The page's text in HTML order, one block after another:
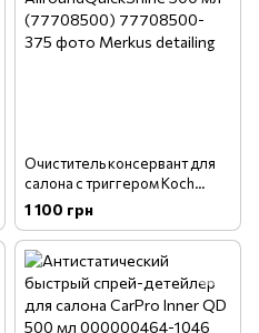
Очиститель консервант для
салона с триггером Koch
Chemie AllroundQuickShine
500 мл (77708500)
1 100 грн